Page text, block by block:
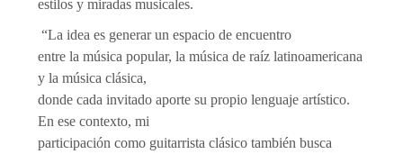
estilos y miradas musicales.
“La idea es generar un espacio de encuentro
entre la música popular, la música de raíz latinoamericana
y la música clásica,
donde cada invitado aporte su propio lenguaje artístico.
En ese contexto, mi
participación como guitarrista clásico también busca